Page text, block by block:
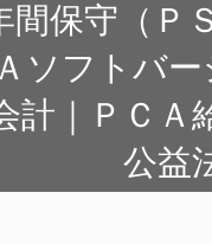
間保守（Ｐ
ソフトバ
計｜ＰＣＡ
公益